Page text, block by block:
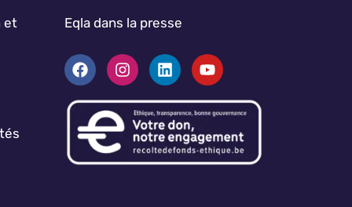
et
Eqla dans la presse